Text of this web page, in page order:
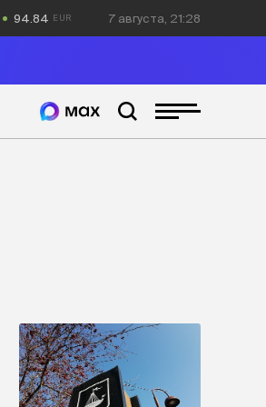
94.84 7 августа, 21:28